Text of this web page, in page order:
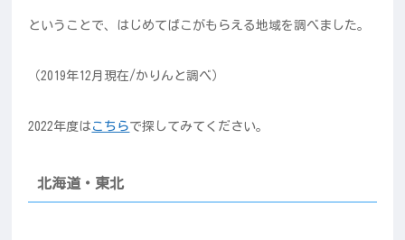
ということで、はじめてばこがもらえる地域を調べました。
（2019年12月現在/かりんと調べ）
2022年度は こちらで探してみてください。
北海道・東北